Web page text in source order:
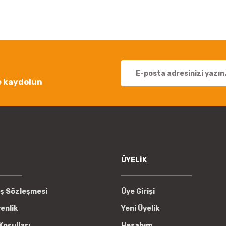
kaydolun
Sözleşmesi
ÜYELİK
Üye Girişi
Yeni Üyelik